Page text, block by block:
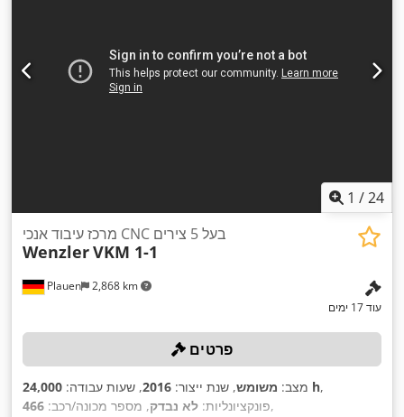
1 /24
Plauen 2,868 km
מרכז עיבוד אנכי CNC בעל 5 צירים
WenzlerVKM 1-1
עוד 17 ימים
פרטים
מצב: משומש, שנת ייצור: 2016, שעות עבודה: 24,000 h,
פונקציונליות: לא נבדק, מספר מכונה/רכב: 466 ,